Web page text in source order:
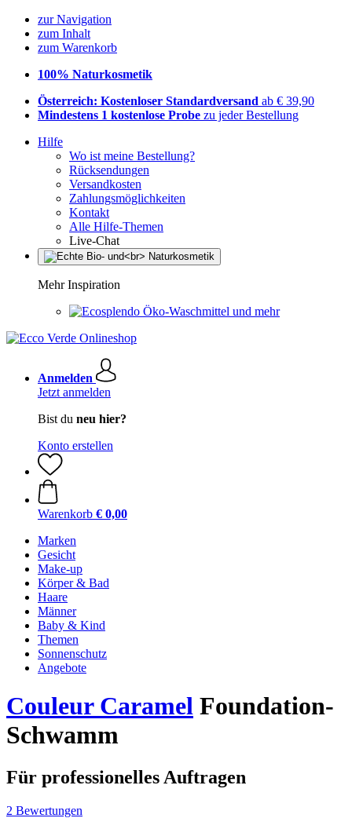
zur Navigation
zum Inhalt
zum Warenkorb
100% Naturkosmetik
Österreich: Kostenloser Standardversand ab € 39,90
Mindestens 1 kostenlose Probe zu jeder Bestellung
Hilfe
Wo ist meine Bestellung?
Rücksendungen
Versandkosten
Zahlungsmöglichkeiten
Kontakt
Alle Hilfe-Themen
Live-Chat
Mehr Inspiration
Öko-Waschmittel und mehr
Anmelden
Jetzt anmelden
Bist du neu hier?
Konto erstellen
Warenkorb € 0,00
Marken
Gesicht
Make-up
Körper & Bad
Haare
Männer
Baby & Kind
Themen
Sonnenschutz
Angebote
Couleur Caramel Foundation-
Schwamm
Für professionelles Auftragen
2 Bewertungen